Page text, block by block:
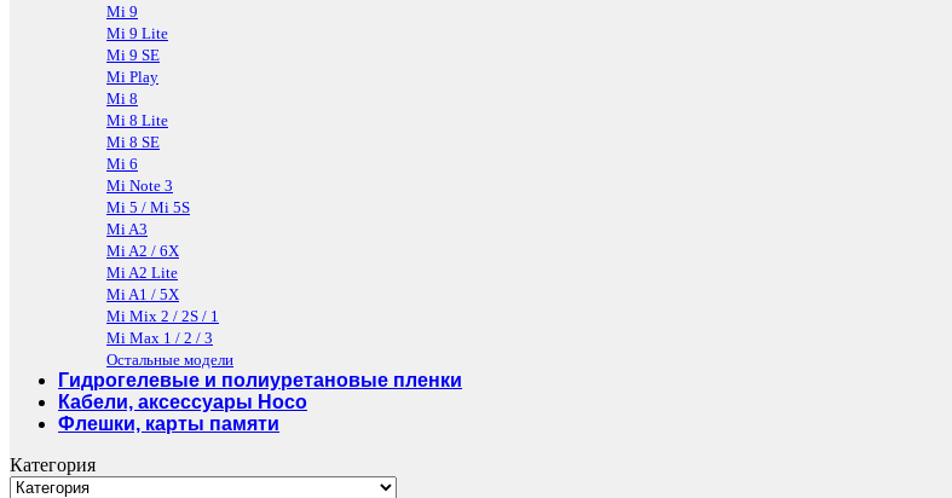
Mi 9
Mi 9 Lite
Mi 9 SE
Mi Play
Mi 8
Mi 8 Lite
Mi 8 SE
Mi 6
Mi Note 3
Mi 5 / Mi 5S
Mi A3
Mi A2 / 6X
Mi A2 Lite
Mi A1 / 5X
Mi Mix 2 / 2S / 1
Mi Max 1 / 2 / 3
Остальные модели
Гидрогелевые и полиуретановые пленки
Кабели, аксессуары Hoco
Флешки, карты памяти
Категория